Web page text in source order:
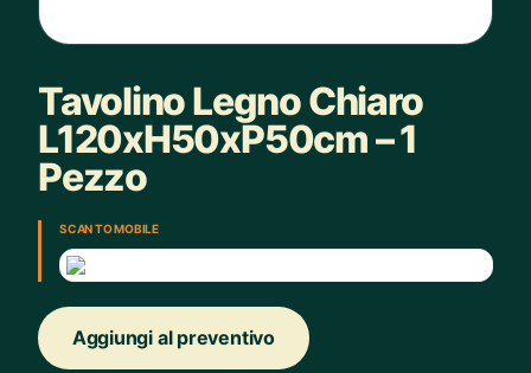
Tavolino Legno Chiaro
L120xH50xP50cm – 1
Pezzo
SCAN TO MOBILE
Aggiungi al preventivo